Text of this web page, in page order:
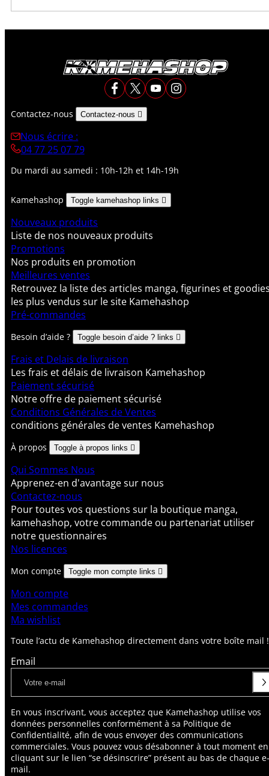
Toute l’actu de Kamehashop directement dans votre boîte mail !
Email
En vous inscrivant, vous acceptez que Kamehashop utilise vos
données personnelles conformément à sa Politique de
Confidentialité, afin de vous envoyer des communications
commerciales. Vous pouvez vous désabonner à tout moment en
cliquant sur le lien “se désinscrire” présent au bas de chaque e-
mail.
Contactez-nous Contactez-nous 
Nous écrire :
04 77 25 07 79
Du mardi au samedi : 10h-12h et 14h-19h
Kamehashop Toggle kamehashop links 
Nouveaux produits
Liste de nos nouveaux produits
Promotions
Nos produits en promotion
Meilleures ventes
Retrouvez la liste des articles manga, figurines et
les plus vendus sur le site Kamehashop
Pré-commandes
Besoin d’aide ? Toggle besoin d’aide ? links 
Frais et Delais de livraison
Les frais et délais de livraison Kamehashop
Paiement sécurisé
Notre offre de paiement sécurisé
Conditions Générales de Ventes
conditions générales de ventes Kamehashop
À propos Toggle à propos links 
Qui Sommes Nous
Apprenez-en d'avantage sur nous
Contactez-nous
Pour toutes vos questions sur la boutique manga,
kamehashop, votre commande ou partenariat utiliser
notre questionnaires
Nos licences
Mon compte Toggle mon compte links 
Mon compte
Mes commandes
Ma wishlist